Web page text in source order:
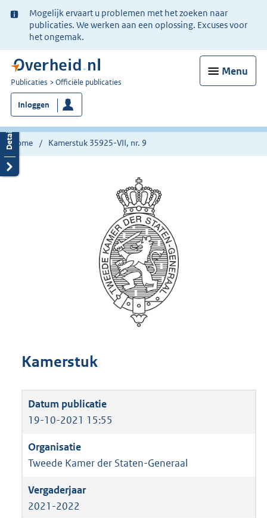
Ter
informatie:
Mogelijk ervaart u problemen met het zoeken naar
publicaties. We werken aan een oplossing. Excuses voor
het ongemak.
Menu
U
bent
nu
hier:
Publicaties Officiële publicaties
Inloggen
Home Kamerstuk 35925-VII, nr. 9
Kamerstuk
19-10-2021 15:55
Tweede Kamer der Staten-Generaal
2021-2022